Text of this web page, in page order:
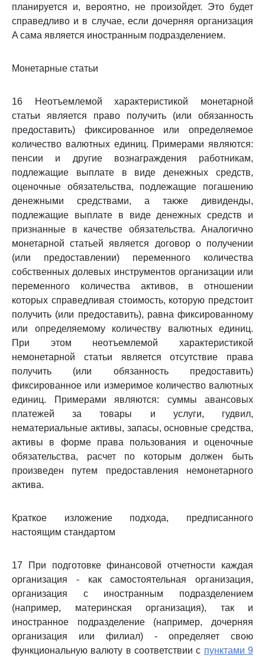
планируется и, вероятно, не произойдет. Это будет
справедливо и в случае, если дочерняя организация
A сама является иностранным подразделением.
Монетарные статьи
16 Неотъемлемой характеристикой монетарной
статьи является право получить (или обязанность
предоставить) фиксированное или определяемое
количество валютных единиц. Примерами являются:
пенсии и другие вознаграждения работникам,
подлежащие выплате в виде денежных средств,
оценочные обязательства, подлежащие погашению
денежными средствами, а также дивиденды,
подлежащие выплате в виде денежных средств и
признанные в качестве обязательства. Аналогично
монетарной статьей является договор о получении
(или предоставлении) переменного количества
собственных долевых инструментов организации или
переменного количества активов, в отношении
которых справедливая стоимость, которую предстоит
получить (или предоставить), равна фиксированному
или определяемому количеству валютных единиц.
При этом неотъемлемой характеристикой
немонетарной статьи является отсутствие права
получить (или обязанность предоставить)
фиксированное или измеримое количество валютных
единиц. Примерами являются: суммы авансовых
платежей за товары и услуги, гудвил,
нематериальные активы, запасы, основные средства,
активы в форме права пользования и оценочные
обязательства, расчет по которым должен быть
произведен путем предоставления немонетарного
актива.
Краткое изложение подхода, предписанного
настоящим стандартом
17 При подготовке финансовой отчетности каждая
организация - как самостоятельная организация,
организация с иностранным подразделением
(например, материнская организация), так и
иностранное подразделение (например, дочерняя
организация или филиал) - определяет свою
функциональную валюту в соответствии с пунктами 9